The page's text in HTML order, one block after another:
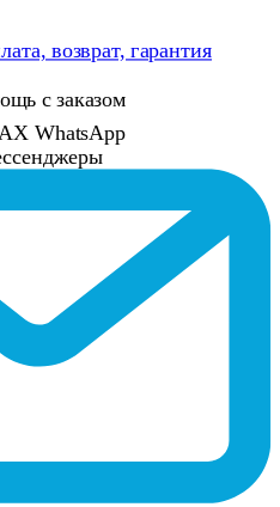
возврат, гарантия
с заказом
WhatsApp